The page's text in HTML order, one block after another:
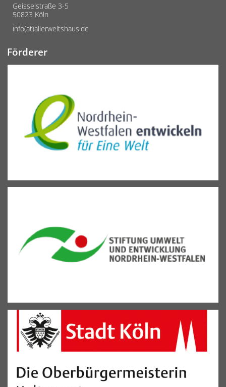
Geisselstraße 3-5
50823 Köln
info(at)allerweltshaus.de
Förderer